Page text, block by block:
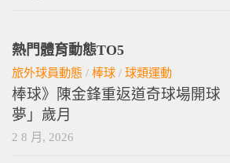
熱門體育動態TO5
旅外球員動態 / 棒球 / 球類運動
棒球》陳金鋒重返道奇球場開
夢」歲月
2 8 月, 2026